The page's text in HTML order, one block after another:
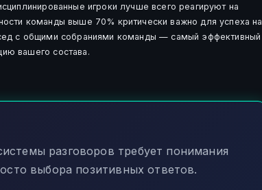
игроки лучше всего реагируют на
команды выше 70% критически важно для успеха на
с общими собраниями команды — самый эффективный
вашего состава.
разговоров требует понимания
выбора позитивных ответов.